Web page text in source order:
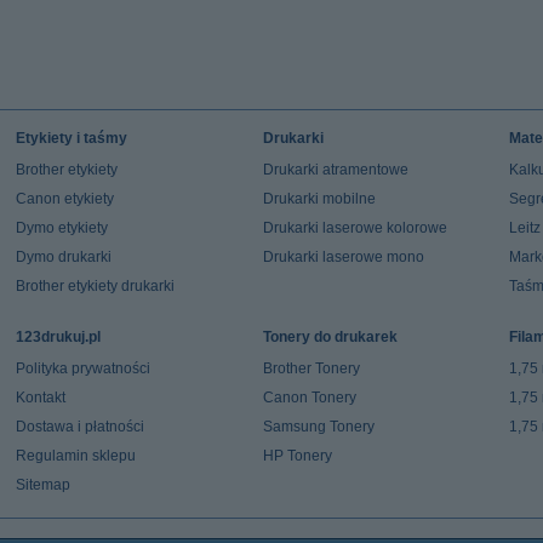
Etykiety i taśmy
Brother etykiety
Canon etykiety
Dymo etykiety
Dymo drukarki
Brother etykiety drukarki
Drukarki
Drukarki atramentowe
Drukarki mobilne
Drukarki laserowe kolorowe
Drukarki laserowe mono
123drukuj.pl
Polityka prywatności
Kontakt
Dostawa i płatności
Regulamin sklepu
Sitemap
Tonery do drukarek
Brother Tonery
Canon Tonery
Samsung Tonery
HP Tonery
1,75
1,75
1,75